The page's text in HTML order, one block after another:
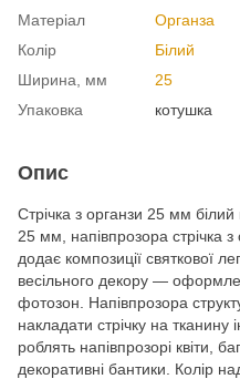
Матеріал
Органза
Колір
Білий
Ширина, мм
25
Упаковка
котушка
Опис
Стрічка з органзи 25 мм
25 мм, напівпрозора стрічка
додає композиції святкової
весільного декору —
фотозон. Напівпрозора
накладати стрічку на тканину
роблять напівпрозорі квіти,
декоративні бантики. Колір